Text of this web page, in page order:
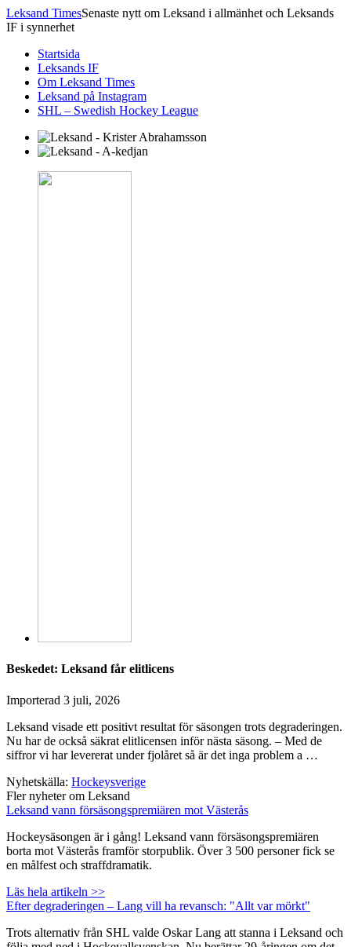
Leksand TimesSenaste nytt om Leksand i allmänhet och Leksands
IF i synnerhet
Startsida
Leksands IF
Om Leksand Times
Leksand på Instagram
SHL – Swedish Hockey League
Beskedet: Leksand får elitlicens
Importerad 3 juli, 2026
Leksand visade ett positivt resultat för säsongen trots degraderingen.
Nu har de också säkrat elitlicensen inför nästa säsong. – Med de
siffror vi har levererat under fjolåret så är det inga problem a …
Nyhetskälla: Hockeysverige
Fler nyheter om Leksand
Leksand vann försäsongspremiären mot Västerås
Hockeysäsongen är i gång! Leksand vann försäsongspremiären
borta mot Västerås framför storpublik. Över 3 500 personer fick se
en målfest och straffdramatik.
Läs hela artikeln >>
Efter degraderingen – Lang vill ha revansch: "Allt var mörkt"
Trots alternativ från SHL valde Oskar Lang att stanna i Leksand och